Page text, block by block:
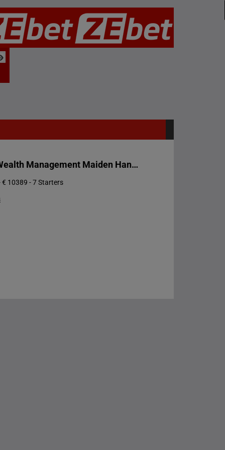
Prix HLB Wealth Management Maiden Handicap
€ 10389 - 7 Starters